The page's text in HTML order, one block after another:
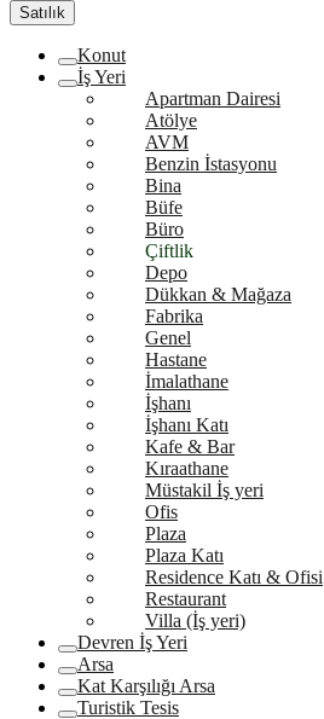
Satılık
Konut
İş Yeri
Apartman Dairesi
Atölye
AVM
Benzin İstasyonu
Bina
Büfe
Büro
Çiftlik
Depo
Dükkan & Mağaza
Fabrika
Genel
Hastane
İmalathane
İşhanı
İşhanı Katı
Kafe & Bar
Kıraathane
Müstakil İş yeri
Ofis
Plaza
Plaza Katı
Residence Katı & Ofisi
Restaurant
Villa (İş yeri)
Devren İş Yeri
Arsa
Kat Karşılığı Arsa
Turistik Tesis